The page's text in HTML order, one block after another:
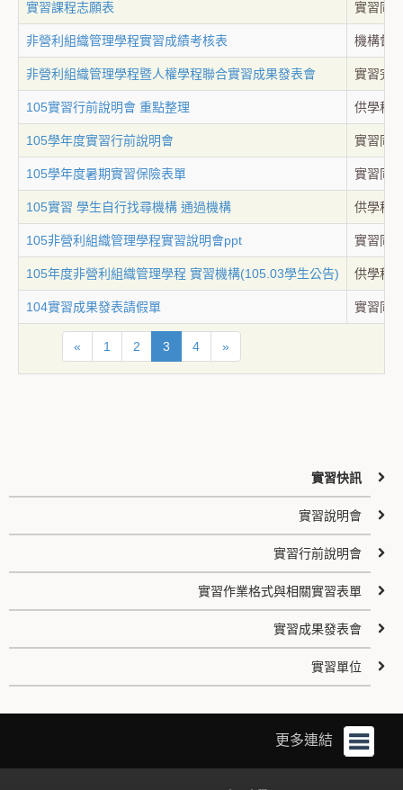
實習課程志願表 實習同
非營利組織管理學程實習成績考核表 機構督
非營利組織管理學程暨人權學程聯合實習成果發表會 實習完
105實習行前說明會 重點整理 供學程
105學年度實習行前說明會 實習同
105學年度暑期實習保險表單 實習同
105實習 學生自行找尋機構 通過機構 供學程
105非營利組織管理學程實習說明會ppt 實習同
105年度非營利組織管理學程 實習機構(105.03學生公告) 供學程
104實習成果發表請假單 實習同
« 1 2 3 4 »
實習快訊
實習說明會
實習行前說明會
實習作業格式與相關實習表單
實習成果發表會
實習單位
更多連結